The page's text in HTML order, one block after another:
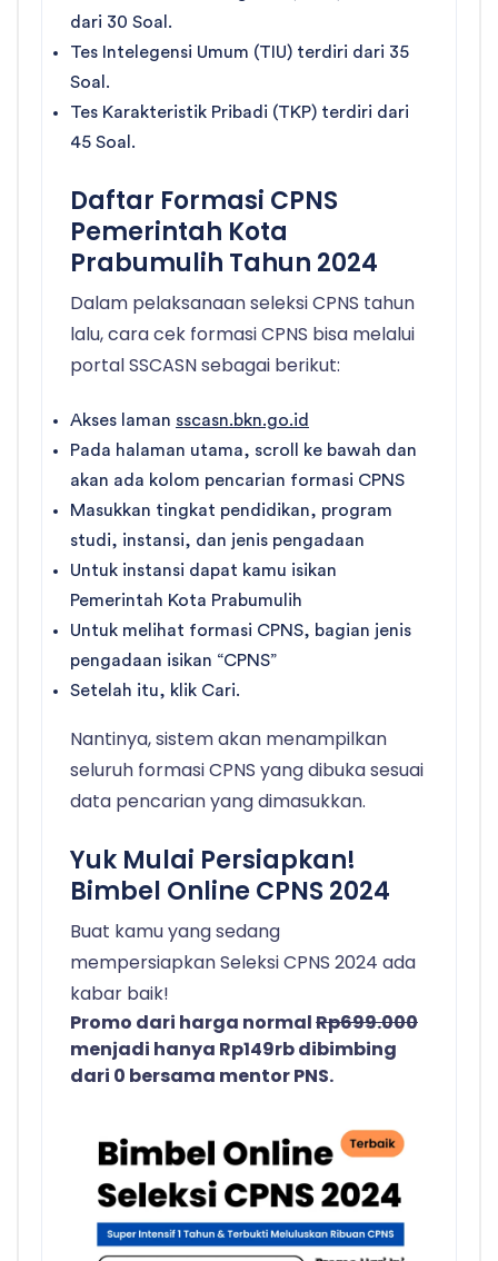
dari 30 Soal.
Tes Intelegensi Umum (TIU) terdiri dari 35
Soal.
Tes Karakteristik Pribadi (TKP) terdiri dari
45 Soal.
Daftar Formasi CPNS
Pemerintah Kota
Prabumulih Tahun 2024
Dalam pelaksanaan seleksi CPNS tahun
lalu, cara cek formasi CPNS bisa melalui
portal SSCASN sebagai berikut:
Akses laman sscasn.bkn.go.id
Pada halaman utama, scroll ke bawah dan
akan ada kolom pencarian formasi CPNS
Masukkan tingkat pendidikan, program
studi, instansi, dan jenis pengadaan
Untuk instansi dapat kamu isikan
Pemerintah Kota Prabumulih
Untuk melihat formasi CPNS, bagian jenis
pengadaan isikan “CPNS”
Setelah itu, klik Cari.
Nantinya, sistem akan menampilkan
seluruh formasi CPNS yang dibuka sesuai
data pencarian yang dimasukkan.
Yuk Mulai Persiapkan!
Bimbel Online CPNS 2024
Buat kamu yang sedang
mempersiapkan Seleksi CPNS 2024 ada
kabar baik!
Promo dari harga normalRp699.000
menjadi hanya Rp149rb dibimbing
dari 0 bersama mentor PNS.